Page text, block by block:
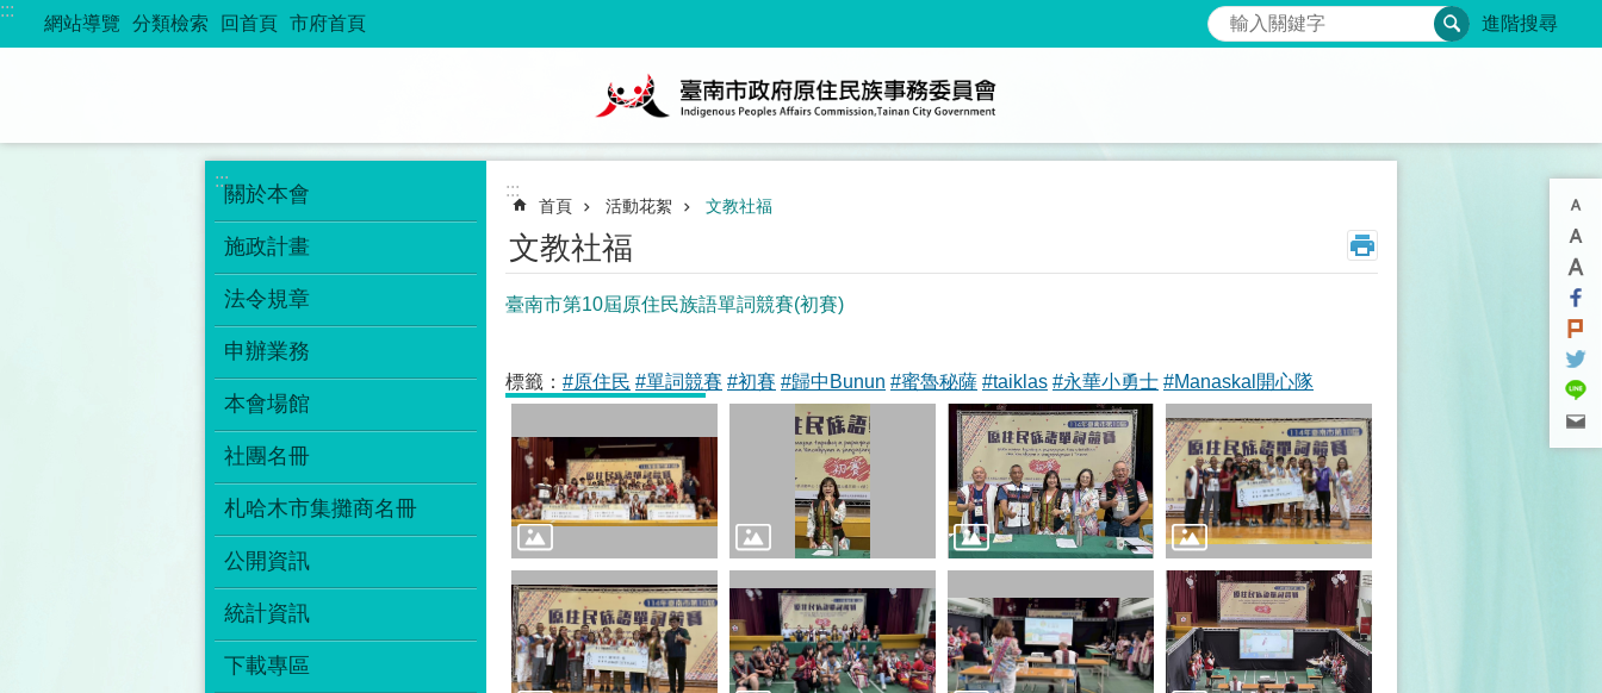
跳到主要內容區塊
:::
網站導覽 分類檢索 回首頁 市府首頁 搜尋 進階搜尋
:::
關於本會
施政計畫
法令規章
申辦業務
本會場館
社團名冊
札哈木市集攤商名冊
公開資訊
統計資訊
下載專區
:::
首頁 活動花絮 文教社福
文教社福
臺南市第10屆原住民族語單詞競賽(初賽)
標籤： #原住民 #單詞競賽 #初賽 #歸中Bunun #蜜魯秘薩 #taiklas #永華小勇士 #Manaskal開心隊